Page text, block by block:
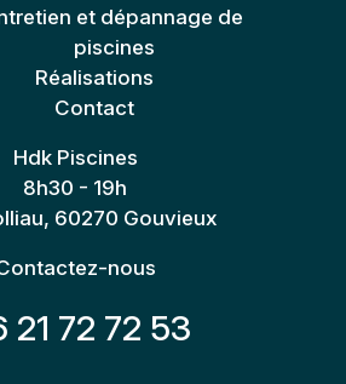
et dépannage de
piscines
Réalisations
Contact
Hdk Piscines
8h30 - 19h
60270 Gouvieux
nous
21 72 72 53